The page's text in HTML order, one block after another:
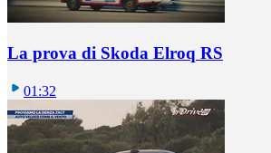
La prova di Skoda Elroq RS
01:32